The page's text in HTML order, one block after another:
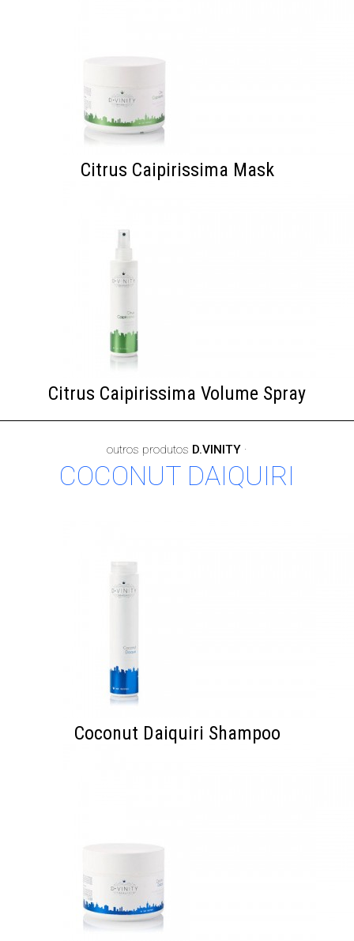
Citrus Caipirissima Mask
Citrus Caipirissima Volume Spray
outros produtos D.VINITY ·
COCONUT DAIQUIRI
Coconut Daiquiri Shampoo